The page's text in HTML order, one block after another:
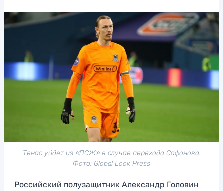
Тенас уйдет из «ПСЖ» в случае перехода Сафонова.
Фото: Global Look Press
Российский полузащитник Александр Головин